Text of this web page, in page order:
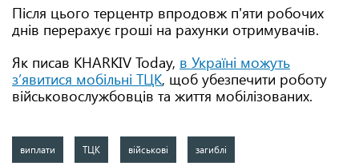
Після цього терцентр впродовж п'яти робочих
днів перерахує гроші на рахунки отримувачів.
Як писав KHARKIV Today, в Україні можуть
з’явитися мобільні ТЦК, щоб убезпечити роботу
військовослужбовців та життя мобілізованих.
виплати ТЦК військові загиблі